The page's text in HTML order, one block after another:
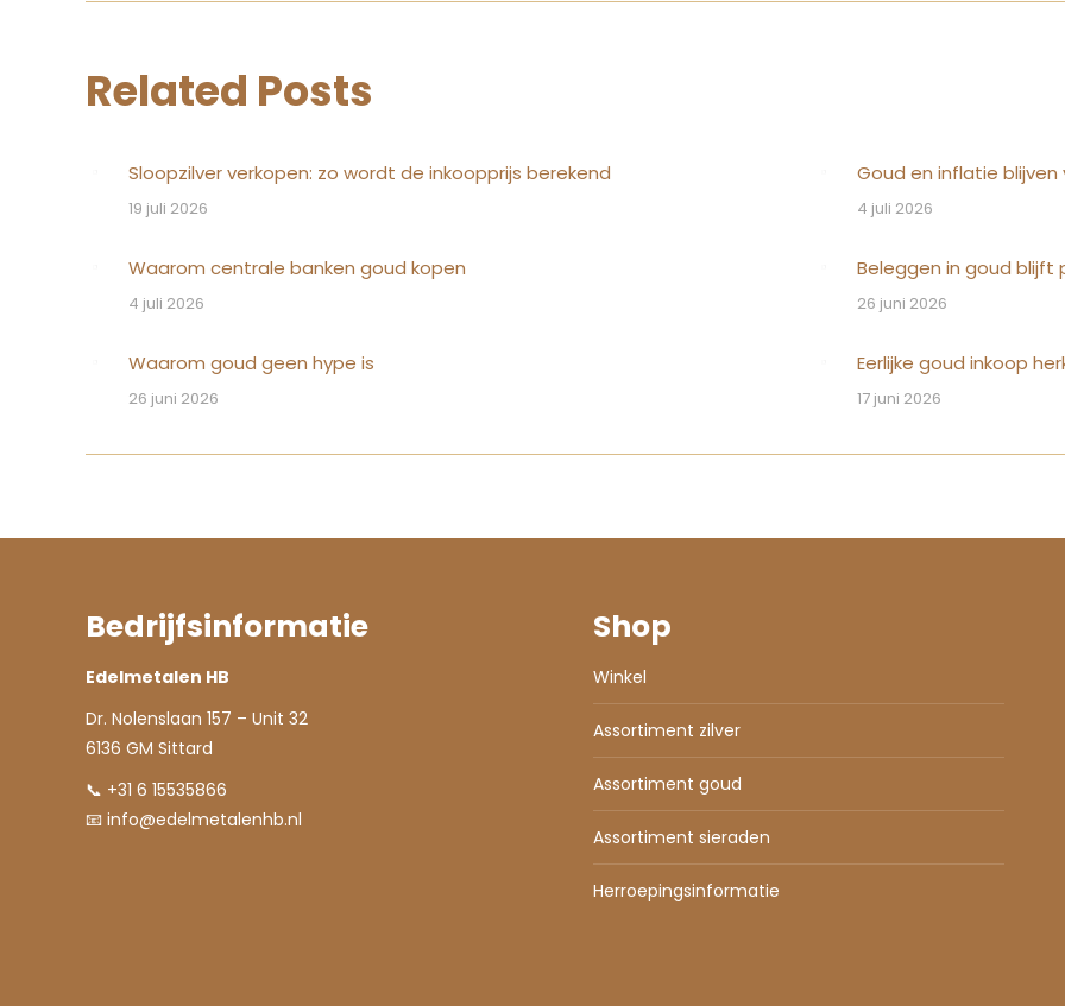
Related Posts
Sloopzilver verkopen: zo wordt de inkoopprijs berekend
19 juli 2026
Goud en inflatie blijven
4 juli 2026
Waarom centrale banken goud kopen
4 juli 2026
Beleggen in goud blijft
26 juni 2026
Waarom goud geen hype is
26 juni 2026
Eerlijke goud inkoop
17 juni 2026
Bedrijfsinformatie
Edelmetalen HB
Dr. Nolenslaan 157 – Unit 32
6136 GM Sittard
📞 +31 6 15535866
📧 info@edelmetalenhb.nl
Shop
Winkel
Assortiment zilver
Assortiment goud
Assortiment sieraden
Herroepingsinformatie